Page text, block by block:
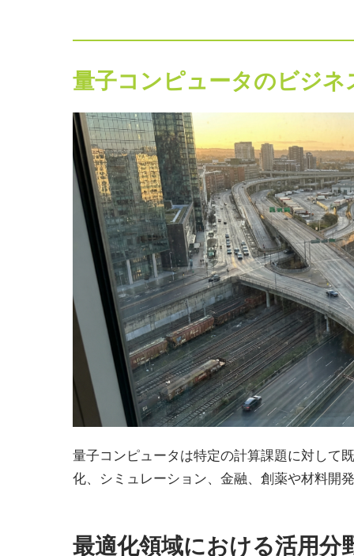
量子コンピュータのビジネ
量子コンピュータは特定の計算課題に対して
化、シミュレーション、金融、創薬や材料開
最適化領域における活用分